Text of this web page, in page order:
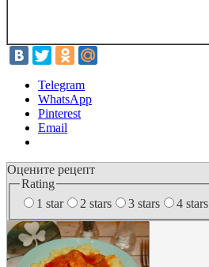
Telegram
WhatsApp
Pinterest
Email
Оцените рецепт
Rating
1 star
2 stars 3 stars 4 stars